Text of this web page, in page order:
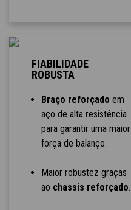
FIABILIDADE
ROBUSTA
Braço reforçado em
aço de alta resistência
para garantir uma maior
força de balanço.
Maior robustez graças
ao chassis reforçado.